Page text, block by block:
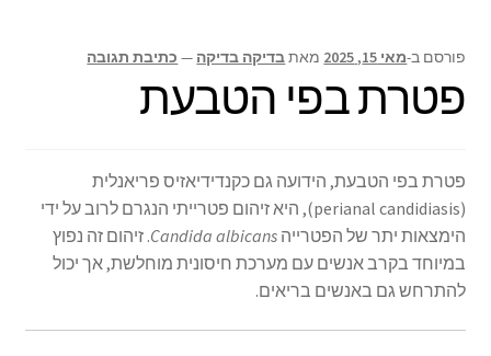
פורסם ב-מאי 15, 2025 מאתבדיקה בדיקה — כתיבת תגובה
פטרת בפי הטבעת
פטרת בפי הטבעת, הידועה גם כקנדידיאזיס פריאנלית
(perianal candidiasis), היא זיהום פטרייתי הנגרם לרוב על ידי
הימצאות יתר של הפטרייה Candida albicans
. זיהום זה נפוץ
במיוחד בקרב אנשים עם מערכת חיסונית מוחלשת, אך יכול
להתרחש גם באנשים בריאים.